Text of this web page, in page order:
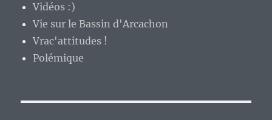
Vidéos :)
Vie sur le Bassin d'Arcachon
Vrac'attitudes !
Polémique